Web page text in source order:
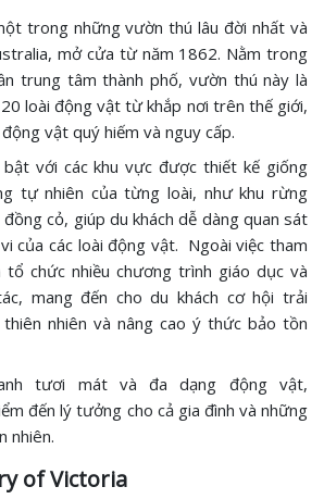
trong những vườn thú lâu đời nhất và
mở cửa từ năm 1862. Nằm trong
trung tâm thành phố, vườn thú này là
loài động vật từ khắp nơi trên thế giới,
vật quý hiếm và nguy cấp.
với các khu vực được thiết kế giống
tự nhiên của từng loài, như khu rừng
cỏ, giúp du khách dễ dàng quan sát
của các loài động vật. Ngoài việc tham
chức nhiều chương trình giáo dục và
mang đến cho du khách cơ hội trải
nhiên và nâng cao ý thức bảo tồn
tươi mát và đa dạng động vật,
đến lý tưởng cho cả gia đình và những
nhiên.
of Victoria